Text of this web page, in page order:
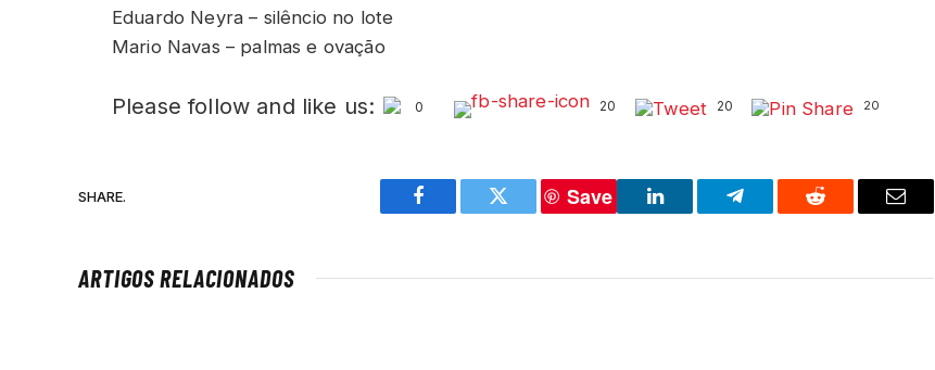
Eduardo Neyra – silêncio no lote
Mario Navas – palmas e ovação
Please follow and like us: 0 20 20 20
SHARE.
Facebook Twitter
Save
LinkedIn Telegram Reddit Email
ARTIGOS RELACIONADOS